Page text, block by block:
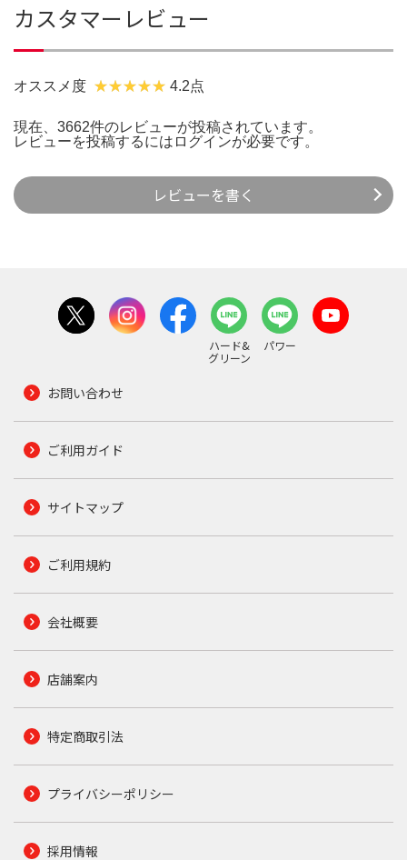
カスタマーレビュー
オススメ度 4.2点
現在、3662件のレビューが投稿されています。
レビューを投稿するには ログインが必要です。
レビューを書く
ハード&
グリーン
パワー
お問い合わせ
ご利用ガイド
サイトマップ
ご利用規約
会社概要
店舗案内
特定商取引法
プライバシーポリシー
採用情報